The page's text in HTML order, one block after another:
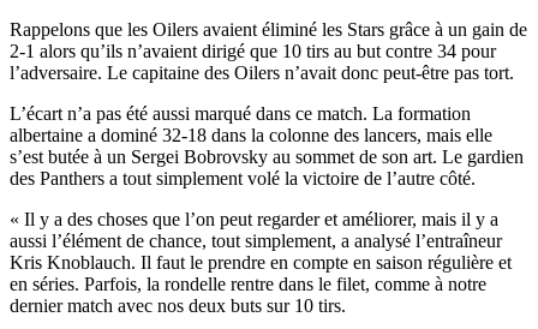
Rappelons que les Oilers avaient éliminé les Stars grâce à un gain de
2-1 alors qu’ils n’avaient dirigé que 10 tirs au but contre 34 pour
l’adversaire. Le capitaine des Oilers n’avait donc peut-être pas tort.
L’écart n’a pas été aussi marqué dans ce match. La formation
albertaine a dominé 32-18 dans la colonne des lancers, mais elle
s’est butée à un Sergei Bobrovsky au sommet de son art. Le gardien
des Panthers a tout simplement volé la victoire de l’autre côté.
« Il y a des choses que l’on peut regarder et améliorer, mais il y a
aussi l’élément de chance, tout simplement, a analysé l’entraîneur
Kris Knoblauch. Il faut le prendre en compte en saison régulière et
en séries. Parfois, la rondelle rentre dans le filet, comme à notre
dernier match avec nos deux buts sur 10 tirs.